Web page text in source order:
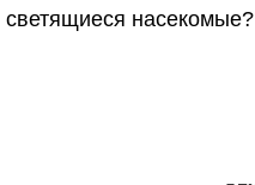
светящиеся насекомые?